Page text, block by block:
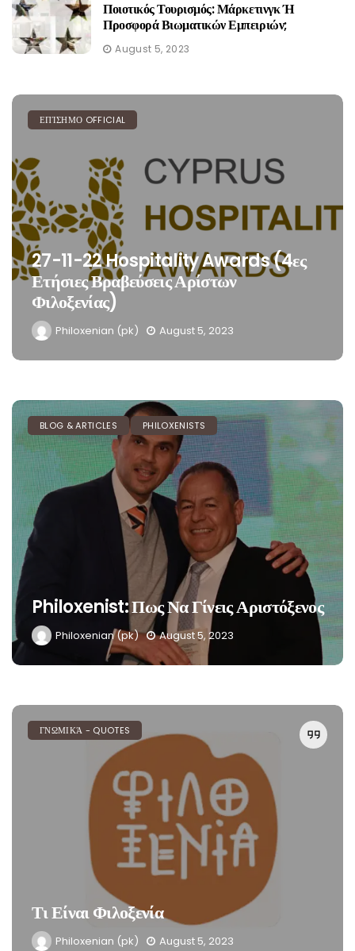
Ποιοτικός Τουρισμός: Μάρκετινγκ Ή
Προσφορά Βιωματικών Εμπειριών;
August 5, 2023
ΕΠΊΣΗΜΟ OFFICIAL
27-11-22 Hospitality Awards (4ες
Ετήσιες Βραβεύσεις Αρίστων
Φιλοξενίας)
Philoxenian (pk) August 5, 2023
BLOG & ARTICLES PHILOXENISTS
Philoxenist: Πως Να Γίνεις Αριστόξενος
Philoxenian (pk) August 5, 2023
ΓΝΩΜΙΚΆ - QUOTES
Τι Είναι Φιλοξενία
Philoxenian (pk) August 5, 2023